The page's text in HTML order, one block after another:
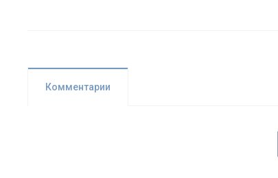
Комментарии